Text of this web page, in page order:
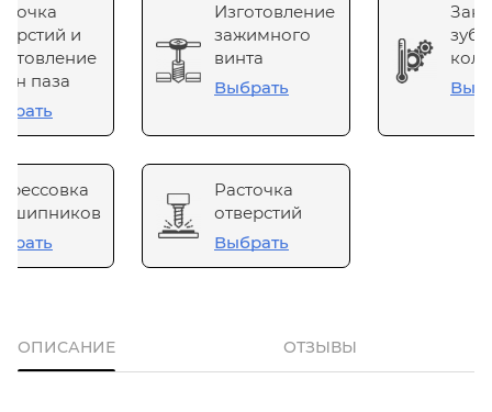
и
паза
Изготовление
зажимного
винта
Выбрать
Расточка
отверстий
Выбрать
ОПИСАНИЕ ОТЗЫВЫ